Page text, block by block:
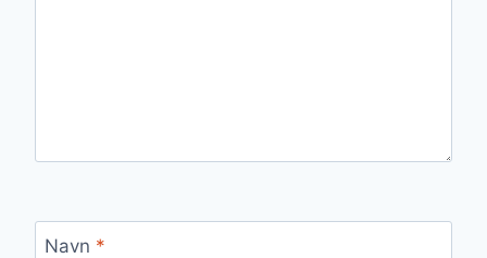
Navn *